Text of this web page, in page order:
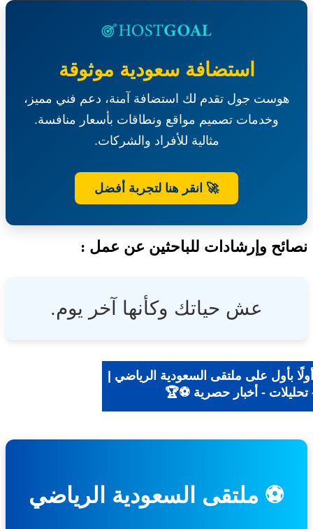
موقع
الملك
التخصصي
للعيون
استضافة سعودية موثوقة
هوست جول تقدم لك استضافة آمنة، دعم فني مميز،
وخدمات تصميم مواقع ونطاقات بأسعار منافسة.
مثالية للأفراد والشركات.
🚀 انقر هنا لتجربة أفضل
وإرشادات للباحثين عن عمل :
عش حياتك وكأنها آخر يوم.
بأول على ملتقى السعودية الرياضي |
- أخبار حصرية ⚽🏆
⚽ ملتقى السعودية الرياضي